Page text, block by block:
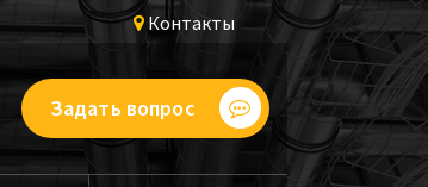
Контакты
Задать вопрос